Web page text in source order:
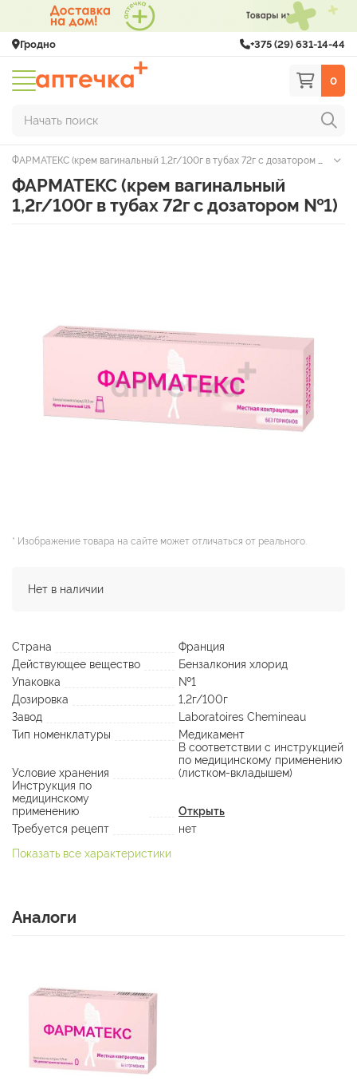
Гродно +375 (29) 631-14-44
0
Начать поиск
ФАРМАТЕКС (крем вагинальный 1,2г/100г в тубах 72г с дозатором №1)
ФАРМАТЕКС (крем вагинальный
1,2г/100г в тубах 72г с дозатором №1)
* Изображение товара на сайте может отличаться от реального.
Нет в наличии
Страна
Франция
Действующее вещество
Бензалкония хлорид
Упаковка
№1
Дозировка
1,2г/100г
Завод
Laboratoires Chemineau
Тип номенклатуры
Медикамент
Условие хранения
В соответствии с инструкцией
по медицинскому применению
(листком-вкладышем)
Инструкция по
медицинскому
применению
Открыть
Требуется рецепт
нет
Показать все характеристики
Аналоги